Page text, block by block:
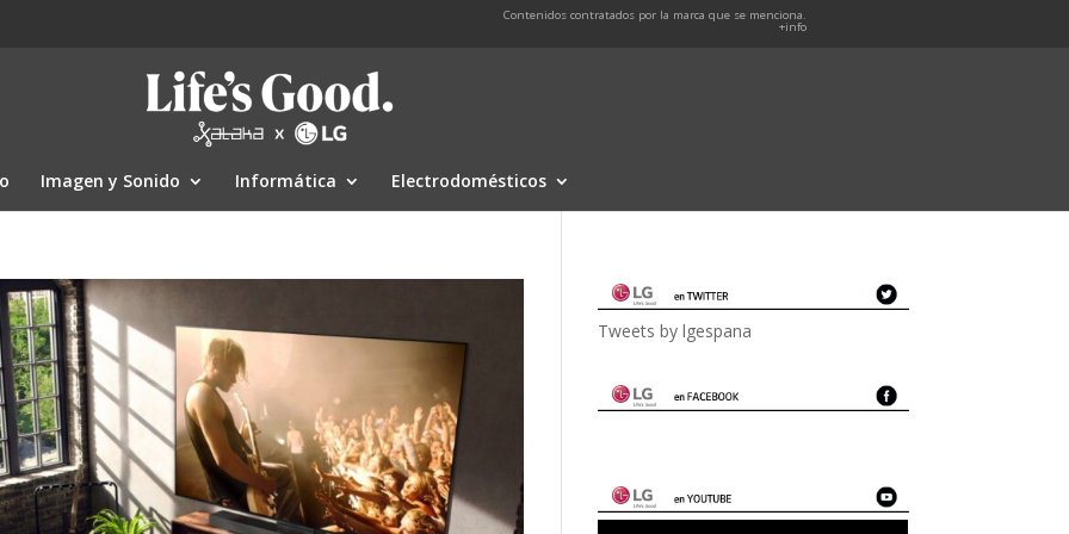
Contenidos contratados por la marca que se menciona.
+info
Imagen y Sonido Informática Electrodomésticos
Tweets by lgespana